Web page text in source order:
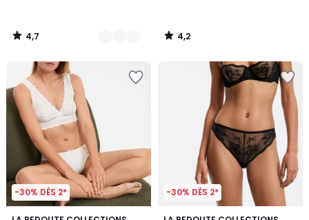
4,7
/
4,2
/
-30% DÈS 2* -30% DÈS 2*